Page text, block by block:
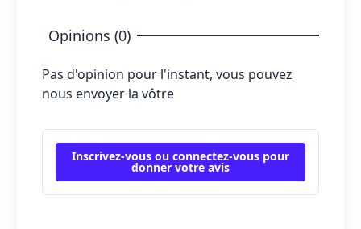
Opinions (0)
Pas d'opinion pour l'instant, vous pouvez
nous envoyer la vôtre
Inscrivez-vous ou connectez-vous pour
donner votre avis